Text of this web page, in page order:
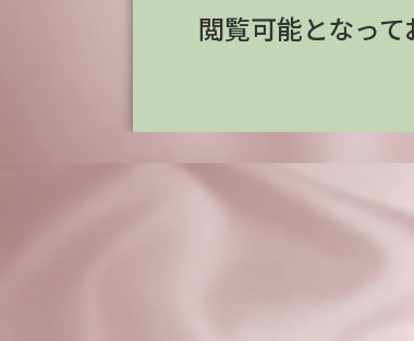
閲覧可能となって